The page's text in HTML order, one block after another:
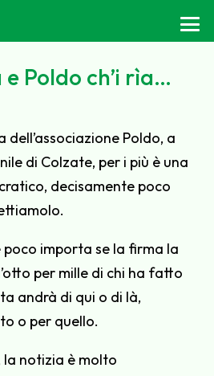
e Poldo ch’i rìa…
Poldo, a
di Colzate, per i più è una
decisamente poco
importa se la firma la
per mille di chi ha fatto
andrà di qui o di là,
o per quello.
la notizia è molto